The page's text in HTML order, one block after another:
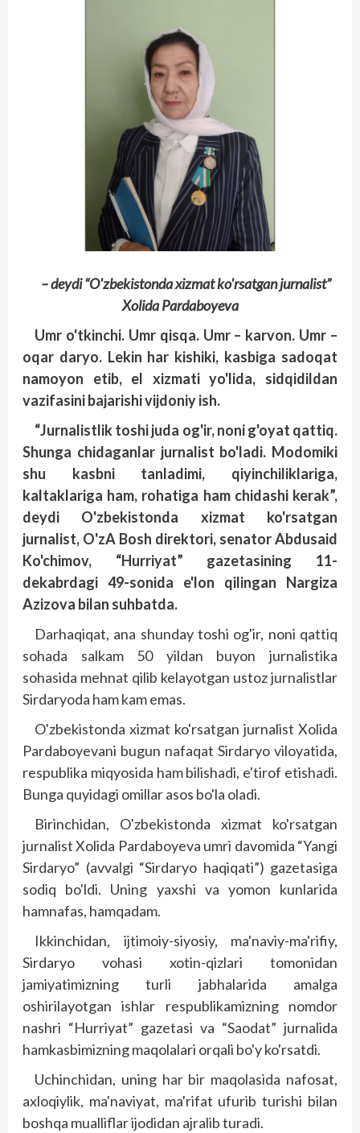
– deydi “O'zbekistonda xizmat ko'rsatgan jurnalist”
Xolida Pardaboyeva
Umr o'tkinchi. Umr qisqa. Umr – karvon. Umr –
oqar daryo. Lekin har kishiki, kasbiga sadoqat
namoyon etib, el xizmati yo'lida, sidqidildan
vazifasini bajarishi vijdoniy ish.
“Jurnalistlik toshi juda og'ir, noni g'oyat qattiq.
Shunga chidaganlar jurnalist bo'ladi. Modomiki
shu kasbni tanladimi, qiyinchiliklariga,
kaltaklariga ham, rohatiga ham chidashi kerak”,
deydi O'zbekistonda xizmat ko'rsatgan
jurnalist, O'zA Bosh direktori, senator Abdusaid
Ko'chimov, “Hurriyat” gazetasining 11-
dekabrdagi 49-sonida e'lon qilingan Nargiza
Azizova bilan suhbatda.
Darhaqiqat, ana shunday toshi og'ir, noni qattiq
sohada salkam 50 yildan buyon jurnalistika
sohasida mehnat qilib kelayotgan ustoz jurnalistlar
Sirdaryoda ham kam emas.
O'zbekistonda xizmat ko'rsatgan jurnalist Xolida
Pardaboyevani bugun nafaqat Sirdaryo viloyatida,
respublika miqyosida ham bilishadi, e'tirof etishadi.
Bunga quyidagi omillar asos bo'la oladi.
Birinchidan, O'zbekistonda xizmat ko'rsatgan
jurnalist Xolida Pardaboyeva umri davomida “Yangi
Sirdaryo” (avvalgi “Sirdaryo haqiqati”) gazetasiga
sodiq bo'ldi. Uning yaxshi va yomon kunlarida
hamnafas, hamqadam.
Ikkinchidan, ijtimoiy-siyosiy, ma'naviy-ma'rifiy,
Sirdaryo vohasi xotin-qizlari tomonidan
jamiyatimizning turli jabhalarida amalga
oshirilayotgan ishlar respublikamizning nomdor
nashri “Hurriyat” gazetasi va “Saodat” jurnalida
hamkasbimizning maqolalari orqali bo'y ko'rsatdi.
Uchinchidan, uning har bir maqolasida nafosat,
axloqiylik, ma'naviyat, ma'rifat ufurib turishi bilan
boshqa mualliflar ijodidan ajralib turadi.